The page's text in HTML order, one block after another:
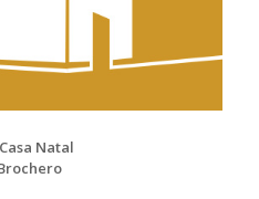
Natal